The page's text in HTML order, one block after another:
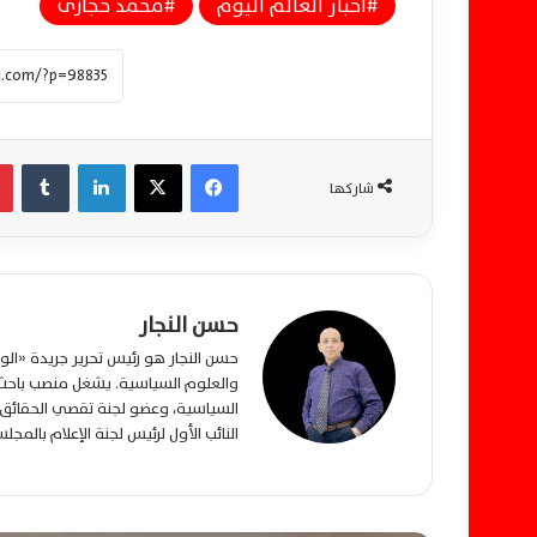
شاركها
فيسبوك ‫X لينكدإن
حسن النجار
حسن النجار هو رئيس تحرير جريدة
والعلوم السياسية. يشغل منصب
السياسية، وعضو لجنة تقصي
النائب الأول لرئيس لجنة الإعلام